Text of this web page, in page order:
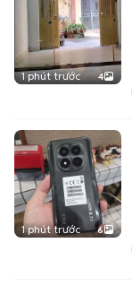
1 phút trước 4
1 phút trước 6